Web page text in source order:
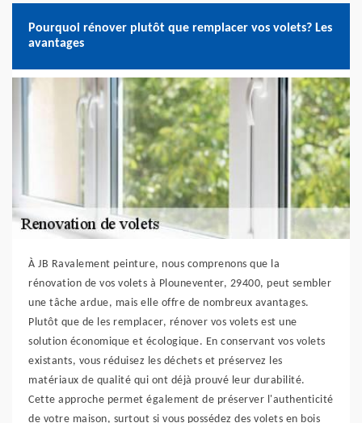
Pourquoi rénover plutôt que remplacer vos volets? Les
avantages
À JB Ravalement peinture, nous comprenons que la
rénovation de vos volets à Plouneventer, 29400, peut sembler
une tâche ardue, mais elle offre de nombreux avantages.
Plutôt que de les remplacer, rénover vos volets est une
solution économique et écologique. En conservant vos volets
existants, vous réduisez les déchets et préservez les
matériaux de qualité qui ont déjà prouvé leur durabilité.
Cette approche permet également de préserver l'authenticité
de votre maison, surtout si vous possédez des volets en bois